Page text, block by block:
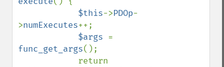
$this->PDOp-
>numExecutes++;
$args
func_get_args();